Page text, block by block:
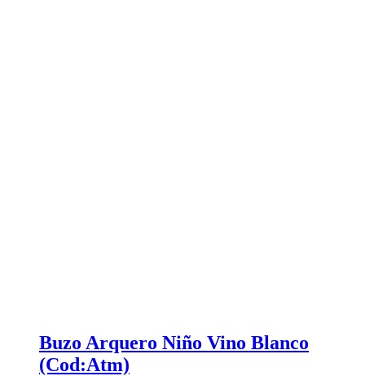
Buzo Arquero Niño Vino Blanco
(Cod:Atm)